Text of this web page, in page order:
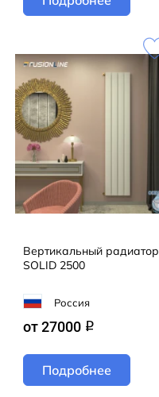
Вертикальный радиатор
SOLID 2500
Россия
от 27000 q
Подробнее